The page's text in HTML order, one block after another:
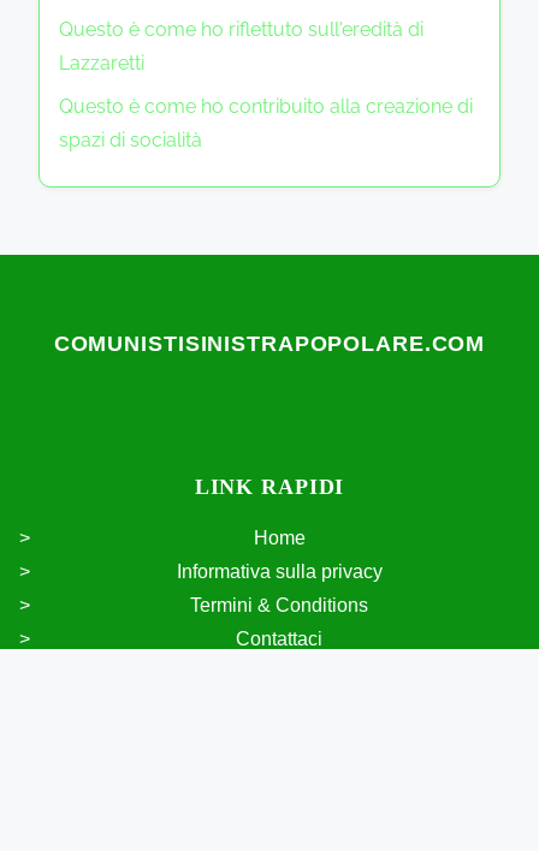
Questo è come ho riflettuto sull'eredità di
Lazzaretti
Questo è come ho contribuito alla creazione di
spazi di socialità
COMUNISTISINISTRAPOPOLARE.COM
LINK RAPIDI
Home
Informativa sulla privacy
Termini & Conditions
Contattaci